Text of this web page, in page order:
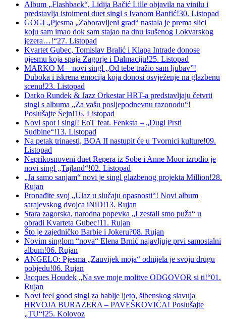
Album „Flashback“, Lidija Bačić Lille objavila na vinilu i
predstavlja istoimeni duet singl s Ivanom Banfić!30. Listopad
GOGI „Pjesma „Zaboravljeni grad“ nastala je prema slici
koju sam imao dok sam stajao na dnu isušenog Lokvarskog
jezera…!“27. Listopad
Kvartet Gubec, Tomislav Bralić i Klapa Intrade donose
pjesmu koja spaja Zagorje i Dalmaciju!25. Listopad
MARKO M – novi singl „Od tebe tražio sam ljubav”!
Duboka i iskrena emocija koja donosi osvježenje na glazbenu
scenu!23. Listopad
Darko Rundek & Jazz Orkestar HRT-a predstavljaju četvrti
singl s albuma „Za vašu posljepodnevnu razonodu“!
Poslušajte Šejn!16. Listopad
Novi spot i singl! EoT feat. Fenksta – „Dugi Prsti
Sudbine“!13. Listopad
Na petak trinaesti, BOA II nastupit će u Tvornici kulture!09.
Listopad
Neprikosnoveni duet Repera iz Sobe i Anne Moor izrodio je
novi singl „Tajland“!02. Listopad
„Ja samo sanjam“ novi je singl glazbenog projekta Million!28.
Rujan
Pronađite svoj „Ulaz u slučaju opasnosti“! Novi album
sarajevskog dvojca iNiD!13. Rujan
Stara zagorska, narodna popevka „I zestali smo puža“ u
obradi Kvarteta Gubec!11. Rujan
Što je zajedničko Barbie i Jokeru?08. Rujan
Novim singlom “nova“ Elena Brnić najavljuje prvi samostalni
album!06. Rujan
ANGELO: Pjesma „Zauvijek moja“ odnijela je svoju drugu
pobjedu!06. Rujan
Jacques Houdek „Na sve moje molitve ODGOVOR si ti!“01.
Rujan
Novi feel good singl za bablje ljeto, šibenskog slavuja
HRVOJA BURAZERA – PAVEŠKOVIĆA! Poslušajte
„TU“!25. Kolovoz